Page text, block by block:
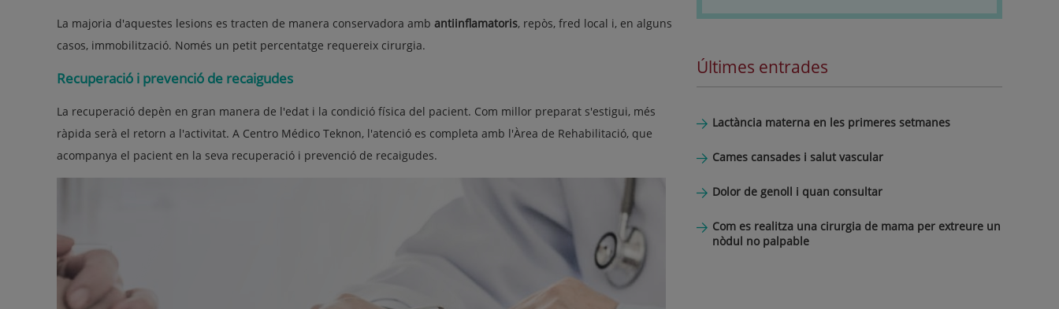
La majoria d'aquestes lesions es tracten de manera conservadora amb antiinflamatoris, repòs, fred local i, en alguns
casos, immobilització. Només un petit percentatge requereix cirurgia.
Recuperació i prevenció de recaigudes
La recuperació depèn en gran manera de l'edat i la condició física del pacient. Com millor preparat s'estigui, més
ràpida serà el retorn a l'activitat. A Centro Médico Teknon, l'atenció es completa amb l'Àrea de Rehabilitació, que
acompanya el pacient en la seva recuperació i prevenció de recaigudes.
Últimes entrades
Lactància materna en les primeres setmanes
Cames cansades i salut vascular
Dolor de genoll i quan consultar
Com es realitza una cirurgia de mama per extreure un
nòdul no palpable